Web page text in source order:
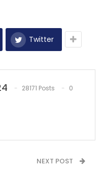
Twitter
28171 Posts
0
NEXT POST